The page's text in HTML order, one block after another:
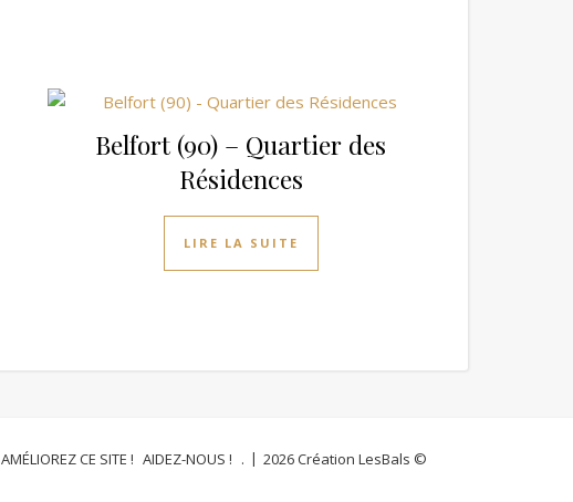
Belfort (90) – Quartier des
Résidences
LIRE LA SUITE
2026 Création LesBals ©
AMÉLIOREZ CE SITE ! AIDEZ-NOUS ! .